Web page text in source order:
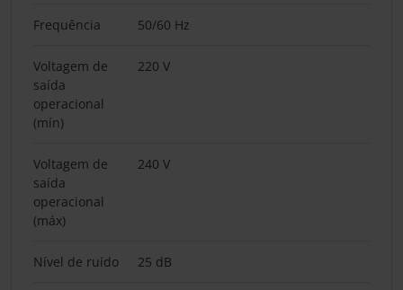
Frequência 50/60 Hz
Voltagem de
saída
operacional
(mín)
220 V
Voltagem de
saída
operacional
(máx)
240 V
Nível de ruído 25 dB